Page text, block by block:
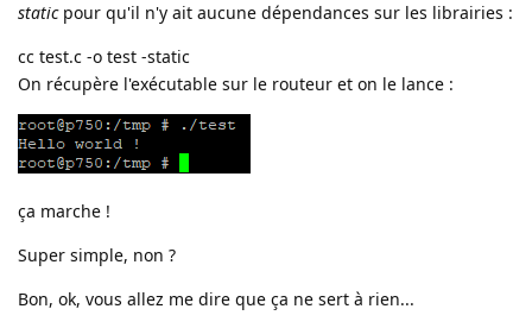
staticpour qu'il n'y ait aucune dépendances sur les librairies :
cc test.c -o test -static
On récupère l'exécutable sur le routeur et on le lance :
ça marche !
Super simple, non ?
Bon, ok, vous allez me dire que ça ne sert à rien...